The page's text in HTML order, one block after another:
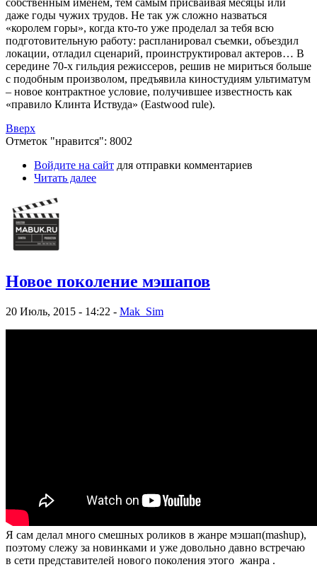
даже годы чужих трудов. Не так уж сложно назваться
«королем горы», когда кто-то уже проделал за тебя всю
подготовительную работу: распланировал съемки, объездил
локации, отладил сценарий, проинструктировал актеров… В
середине 70-х гильдия режиссеров, решив не мириться больше
с подобным произволом, предъявила киностудиям ультиматум
– новое контрактное условие, получившее известность как
«правило Клинта Иствуда» (Eastwood rule).
Вверх
Отметок "нравится": 8002
Войдите на сайт для отправки комментариев
Читать далее
Новое поколение мэшапов
20 Июль, 2015 - 14:22 - Mak_Sim
Я сам делал много смешных роликов в жанре мэшап(mashup),
поэтому слежу за новинками и уже довольно давно встречаю
в сети представителей нового поколения этого жанра .